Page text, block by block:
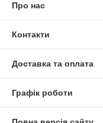
Про нас
Контакти
Доставка та оплата
Графік роботи